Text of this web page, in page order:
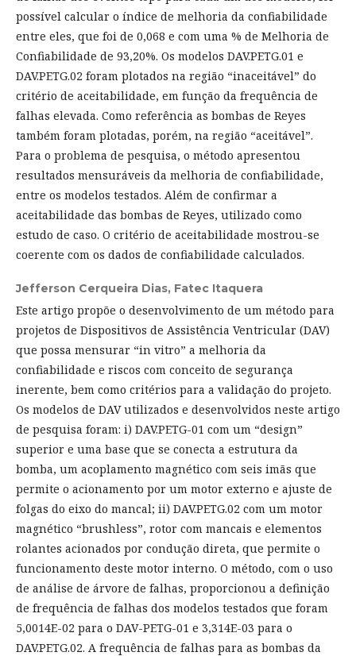
possível calcular o índice de melhoria da confiabilidade
entre eles, que foi de 0,068 e com uma % de Melhoria de
Confiabilidade de 93,20%. Os modelos DAV.PETG.01 e
DAV.PETG.02 foram plotados na região “inaceitável” do
critério de aceitabilidade, em função da frequência de
falhas elevada. Como referência as bombas de Reyes
também foram plotadas, porém, na região “aceitável”.
Para o problema de pesquisa, o método apresentou
resultados mensuráveis da melhoria de confiabilidade,
entre os modelos testados. Além de confirmar a
aceitabilidade das bombas de Reyes, utilizado como
estudo de caso. O critério de aceitabilidade mostrou-se
coerente com os dados de confiabilidade calculados.
Jefferson Cerqueira Dias, Fatec Itaquera
Este artigo propõe o desenvolvimento de um método para
projetos de Dispositivos de Assistência Ventricular (DAV)
que possa mensurar “in vitro” a melhoria da
confiabilidade e riscos com conceito de segurança
inerente, bem como critérios para a validação do projeto.
Os modelos de DAV utilizados e desenvolvidos neste artigo
de pesquisa foram: i) DAV.PETG-01 com um “design”
superior e uma base que se conecta a estrutura da
bomba, um acoplamento magnético com seis imãs que
permite o acionamento por um motor externo e ajuste de
folgas do eixo do mancal; ii) DAV.PETG.02 com um motor
magnético “brushless”, rotor com mancais e elementos
rolantes acionados por condução direta, que permite o
funcionamento deste motor interno. O método, com o uso
de análise de árvore de falhas, proporcionou a definição
de frequência de falhas dos modelos testados que foram
5,0014E-02 para o DAV-PETG-01 e 3,314E-03 para o
DAV.PETG.02. A frequência de falhas para as bombas da